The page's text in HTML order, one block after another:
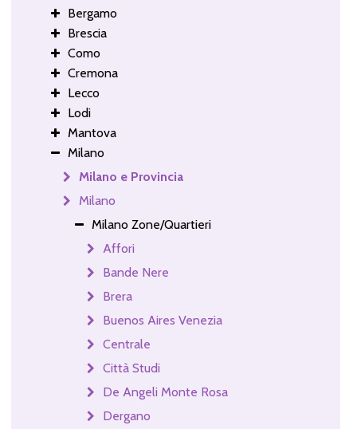
Bergamo
Brescia
Como
Cremona
Lecco
Lodi
Mantova
Milano
Milano e Provincia
Milano
Milano Zone/Quartieri
Affori
Bande Nere
Brera
Buenos Aires Venezia
Centrale
Città Studi
De Angeli Monte Rosa
Dergano